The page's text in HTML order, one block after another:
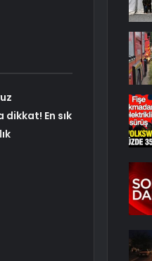
En sık